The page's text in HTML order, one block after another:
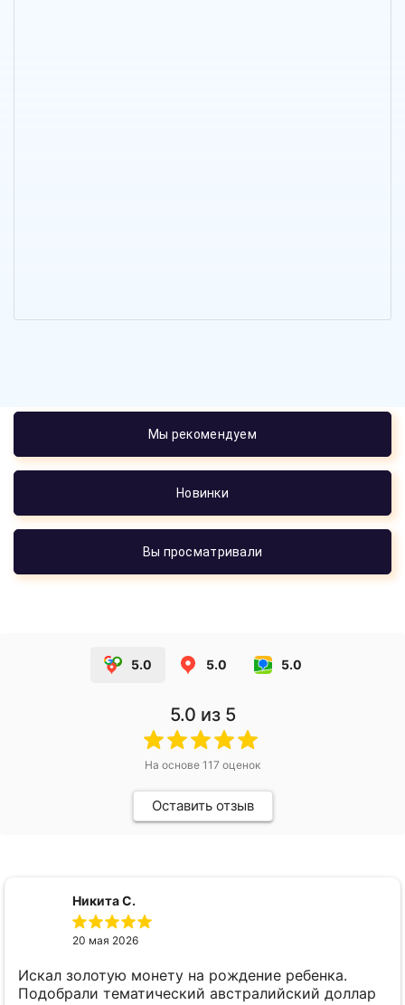
Мы рекомендуем
Новинки
Вы просматривали
5.0 5.0 5.0
5.0 из 5
На основе 117 оценок
Оставить отзыв
Никита С.
20 мая 2026
Искал золотую монету на рождение ребенка.
Подобрали тематический австралийский доллар